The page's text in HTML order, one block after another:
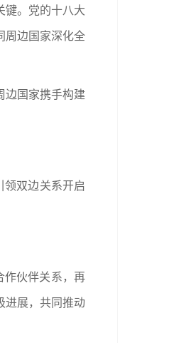
键。党的十八大
周边国家深化全
边国家携手构建
领双边关系开启
作伙伴关系，再
进展，共同推动